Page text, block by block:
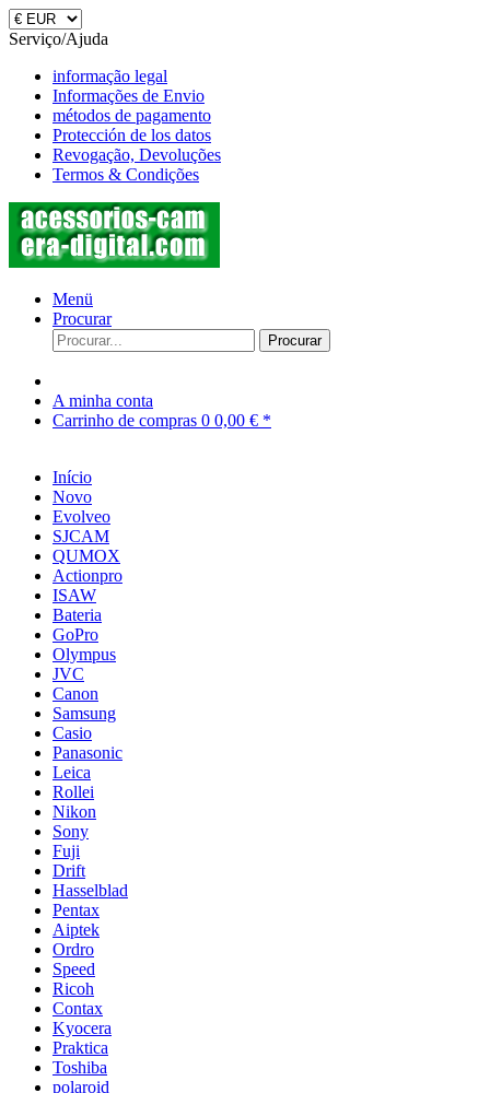
Serviço/Ajuda
informação legal
Informações de Envio
métodos de pagamento
Protección de los datos
Revogação, Devoluções
Termos & Condições
Menü
Procurar
Procurar
A minha conta
Carrinho de compras 0 0,00 € *
Início
Novo
Evolveo
SJCAM
QUMOX
Actionpro
ISAW
Bateria
GoPro
Olympus
JVC
Canon
Samsung
Casio
Panasonic
Leica
Rollei
Nikon
Sony
Fuji
Drift
Hasselblad
Pentax
Aiptek
Ordro
Speed
Ricoh
Contax
Kyocera
Praktica
Toshiba
polaroid